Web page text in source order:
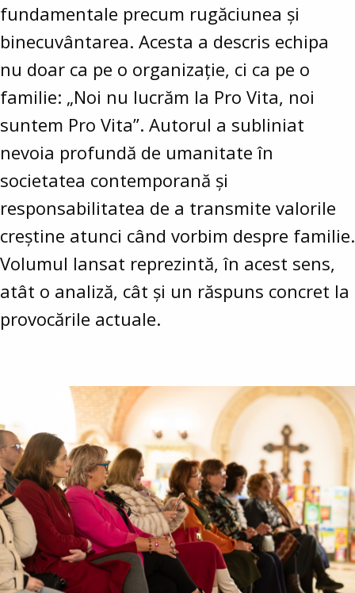
fundamentale precum rugăciunea și
binecuvântarea. Acesta a descris echipa
nu doar ca pe o organizație, ci ca pe o
familie: „Noi nu lucrăm la Pro Vita, noi
suntem Pro Vita”. Autorul a subliniat
nevoia profundă de umanitate în
societatea contemporană și
responsabilitatea de a transmite valorile
creștine atunci când vorbim despre familie.
Volumul lansat reprezintă, în acest sens,
atât o analiză, cât și un răspuns concret la
provocările actuale.